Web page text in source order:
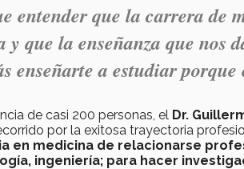
entender que la carrera de
y que la enseñanza que nos
enseñarte a estudiar
de casi 200 personas, el Dr.
por la exitosa trayectoria
en medicina de relacionarse
ingeniería; para hacer